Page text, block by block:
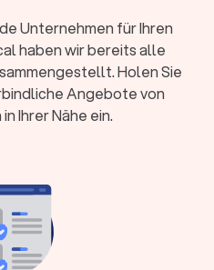
flexiblen Umzügen
Etagen ohne
Feiertagszuschläge,
Oft ab 48-72 Stunden
Sie bis zu vier
und buchen
Unternehmen für Ihren
haben wir bereits alle
Holen Sie
Angebote von
Ihrer Nähe ein.